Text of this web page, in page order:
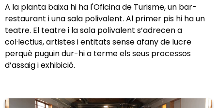
A la planta baixa hi ha l'Oficina de Turisme, un bar-
restaurant i una sala polivalent. Al primer pis hi ha un
teatre. El teatre i la sala polivalent s’adrecen a
col·lectius, artistes i entitats sense afany de lucre
perquè puguin dur-hi a terme els seus processos
d’assaig i exhibició.